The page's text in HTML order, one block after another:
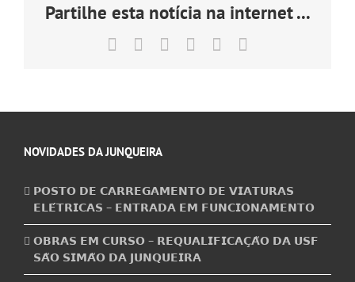
Partilhe esta notícia na internet ...
Facebook LinkedInTumblrPinterest
publicado)
NOVIDADES DA JUNQUEIRA
𝗣𝗢𝗦𝗧𝗢 𝗗𝗘 𝗖𝗔𝗥𝗥𝗘𝗚𝗔𝗠𝗘𝗡𝗧𝗢 𝗗𝗘 𝗩𝗜𝗔𝗧𝗨𝗥𝗔𝗦
𝗘𝗟𝗘́𝗧𝗥𝗜𝗖𝗔𝗦 – 𝗘𝗡𝗧𝗥𝗔𝗗𝗔 𝗘𝗠 𝗙𝗨𝗡𝗖𝗜𝗢𝗡𝗔𝗠𝗘𝗡𝗧𝗢
𝗢𝗕𝗥𝗔𝗦 𝗘𝗠 𝗖𝗨𝗥𝗦𝗢 – 𝗥𝗘𝗤𝗨𝗔𝗟𝗜𝗙𝗜𝗖𝗔𝗖̧𝗔̃𝗢 𝗗𝗔 𝗨𝗦𝗙
𝗦𝗔̃𝗢 𝗦𝗜𝗠𝗔̃𝗢 𝗗𝗔 𝗝𝗨𝗡𝗤𝗨𝗘𝗜𝗥𝗔